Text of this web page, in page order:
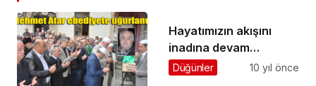
Hayatımızın akışını
inadına devam
ettirmeliyiz
Düğünler 10 yıl önce